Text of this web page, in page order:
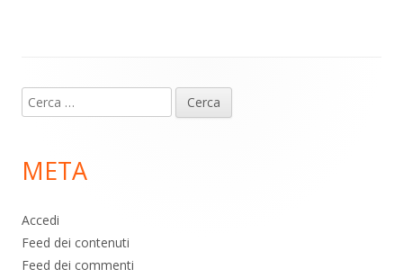
piè
pagina
Ricerca
per:
META
Accedi
Feed dei contenuti
Feed dei commenti